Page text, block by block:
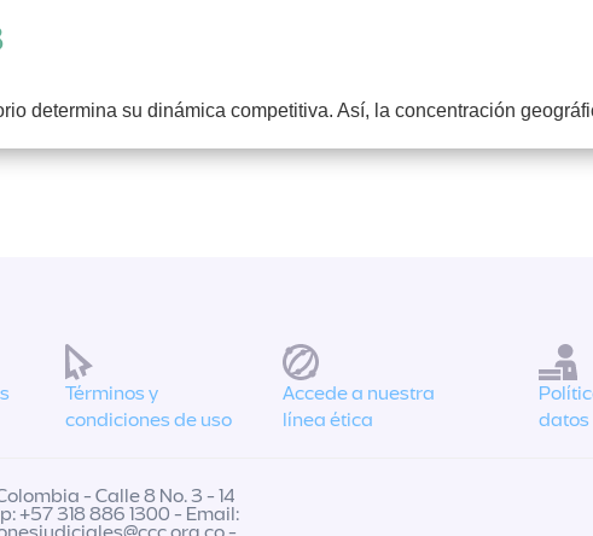
determina su dinámica competitiva. Así, la concentración
Términos y
condiciones de uso
Accede a nuestra
línea ética
datos
- Calle 8 No. 3 - 14
+57 318 886 1300 - Email: